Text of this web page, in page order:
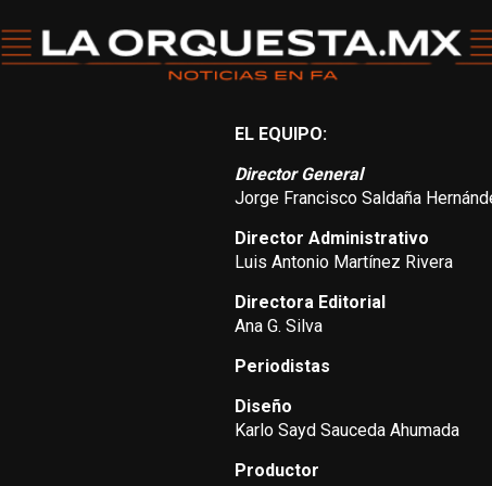
EL EQUIPO:
Director General
Jorge Francisco Saldaña
Director Administrativo
Luis Antonio Martínez Rivera
Directora Editorial
Ana G. Silva
Periodistas
Diseño
Karlo Sayd Sauceda Ahumada
Productor